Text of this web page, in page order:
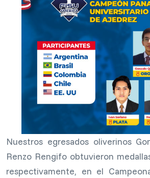
Nuestros egresados oliverinos
Renzo Rengifo obtuvieron
respectivamente, en el